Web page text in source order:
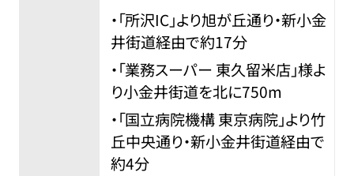
・「所沢IC」より旭が丘通り・新小金
井街道経由で約17分
・「業務スーパー 東久留米店」様よ
り小金井街道を北に750m
・「国立病院機構 東京病院」より竹
丘中央通り・新小金井街道経由で
約4分